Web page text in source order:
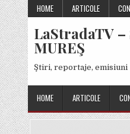
Skip
to
content
HOME ARTICOLE
LaStradaTV
MUREŞ
Ştiri, reportaje, emisiuni
HOME ARTICOLE